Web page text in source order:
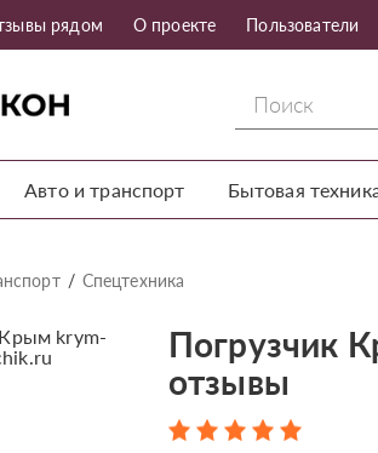
рядом О проекте Пользователи
Авто и транспорт Бытовая
Спецтехника
Погрузчик
отзывы